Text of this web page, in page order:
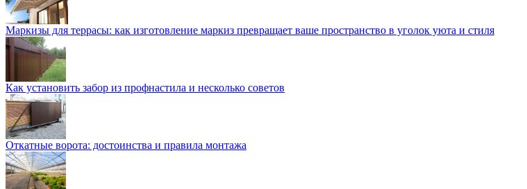
Маркизы для террасы: как изготовление маркиз превращает ваше пространство в уголок уюта и стиля
Как установить забор из профнастила и несколько советов
Откатные ворота: достоинства и правила монтажа